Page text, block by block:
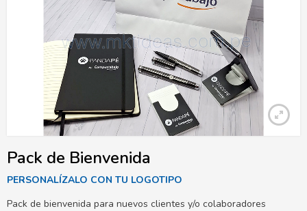
Pack de Bienvenida
PERSONALÍZALO CON TU LOGOTIPO
Pack de bienvenida para nuevos clientes y/o colaboradores